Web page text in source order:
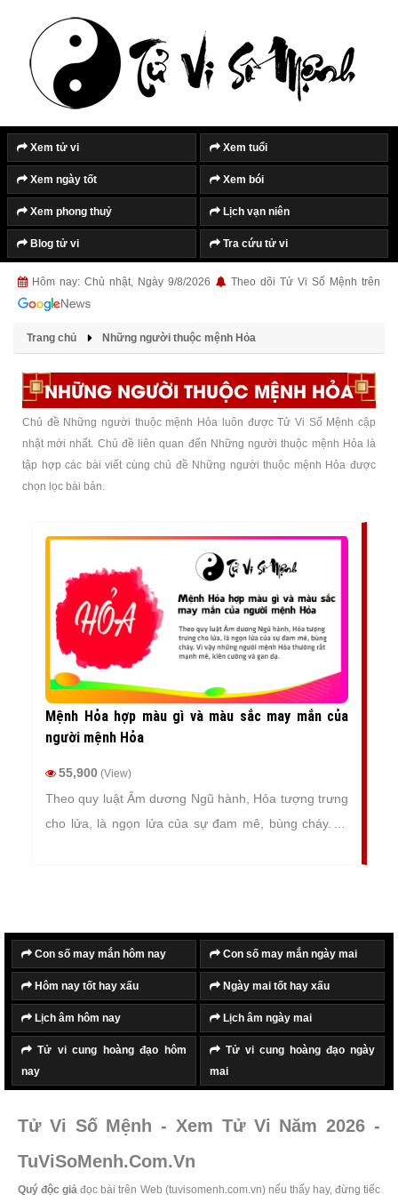
Xem tử vi Xem tuổi
Xem ngày tốt Xem bói
Xem phong thuỷ Lịch vạn niên
Blog tử vi Tra cứu tử vi
Hôm nay: Chủ nhật, Ngày 9/8/2026 Theo dõi Tử Vi Số Mệnh trên
Trang chủ Những người thuộc mệnh Hỏa
NHỮNG NGƯỜI THUỘC MỆNH HỎA
Chủ đề Những người thuộc mệnh Hỏa luôn được Tử Vi Số Mệnh cập
nhật mới nhất. Chủ đề liên quan đến Những người thuộc mệnh Hỏa là
tập hợp các bài viết cùng chủ đề Những người thuộc mệnh Hỏa được
chọn lọc bài bản.
Mệnh Hỏa hợp màu gì và màu sắc may mắn của
người mệnh Hỏa
55,900 (View)
Theo quy luật Âm dương Ngũ hành, Hỏa tượng trưng
cho lửa, là ngọn lửa của sự đam mê, bùng cháy. Vì
Con số may mắn hôm nay Con số may mắn ngày mai
Hôm nay tốt hay xấu Ngày mai tốt hay xấu
Lịch âm hôm nay Lịch âm ngày mai
Tử vi cung hoàng đạo hôm
nay
Tử vi cung hoàng đạo ngày
mai
Tử Vi Số Mệnh - Xem Tử Vi Năm 2026 -
TuViSoMenh.Com.Vn
Quý độc giả đọc bài trên Web (tuvisomenh.com.vn) nếu thấy hay, đừng tiếc